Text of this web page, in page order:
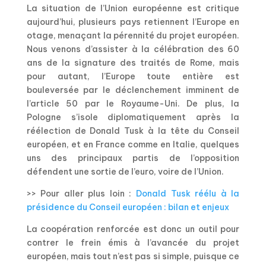
La situation de l’Union européenne est critique
aujourd’hui, plusieurs pays retiennent l’Europe en
otage, menaçant la pérennité du projet européen.
Nous venons d’assister à la célébration des 60
ans de la signature des traités de Rome, mais
pour autant, l’Europe toute entière est
bouleversée par le déclenchement imminent de
l’article 50 par le Royaume-Uni. De plus, la
Pologne s’isole diplomatiquement après la
réélection de Donald Tusk à la tête du Conseil
européen, et en France comme en Italie, quelques
uns des principaux partis de l’opposition
défendent une sortie de l’euro, voire de l’Union.
>> Pour aller plus loin : Donald Tusk réélu à la
présidence du Conseil européen : bilan et enjeux
La coopération renforcée est donc un outil pour
contrer le frein émis à l’avancée du projet
européen, mais tout n’est pas si simple, puisque ce